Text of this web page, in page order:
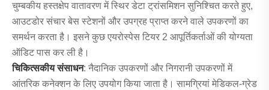
चुम्बकीय हस्तक्षेप वातावरण में स्थिर डेटा ट्रांसमिशन सुनिश्चित करते हुए,
आउटडोर संचार बेस स्टेशनों और उपग्रह प्राप्त करने वाले उपकरणों का
समर्थन करता है। इसने कुछ एयरोस्पेस टियर 2 आपूर्तिकर्ताओं की योग्यता
ऑडिट पास कर ली है।
चिकित्सकीय संसाधन: नैदानिक ​​उपकरणों और निगरानी उपकरणों में
आंतरिक कनेक्शन के लिए उपयोग किया जाता है। सामग्रियां मेडिकल-ग्रेड